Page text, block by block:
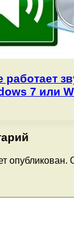
работает
7 или
опубликован.